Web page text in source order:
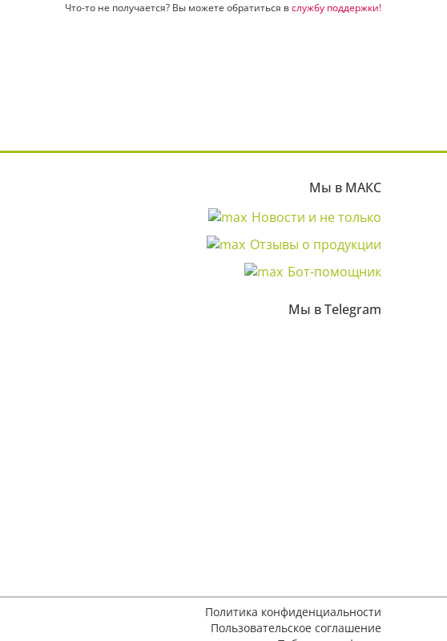
Что-то не получается? Вы можете обратиться вслужбу поддержки!
Мы в МАКС
Новости и не только
Отзывы о продукции
Бот-помощник
Мы в Telegram
Политика конфиденциальности
Пользовательское соглашение